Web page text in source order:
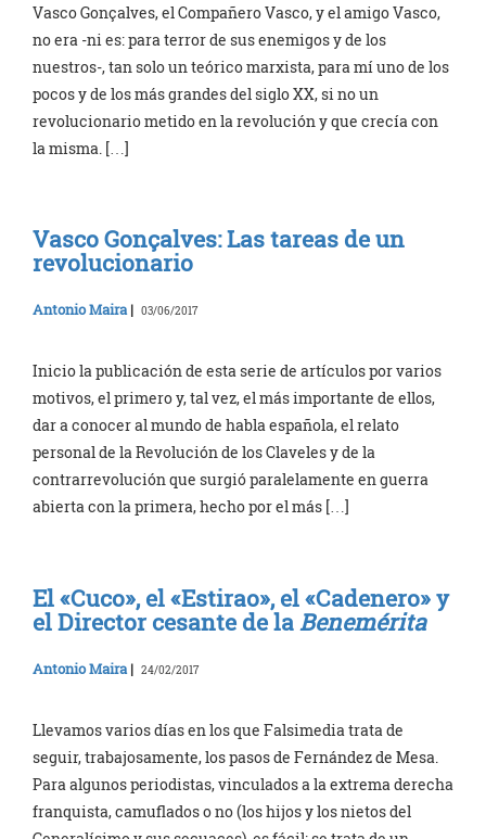
Vasco Gonçalves, el Compañero Vasco, y el amigo Vasco,
no era -ni es: para terror de sus enemigos y de los
nuestros-, tan solo un teórico marxista, para mí uno de los
pocos y de los más grandes del siglo XX, si no un
revolucionario metido en la revolución y que crecía con
la misma. […]
Vasco Gonçalves: Las tareas de un
revolucionario
Antonio Maira| 03/06/2017
Inicio la publicación de esta serie de artículos por varios
motivos, el primero y, tal vez, el más importante de ellos,
dar a conocer al mundo de habla española, el relato
personal de la Revolución de los Claveles y de la
contrarrevolución que surgió paralelamente en guerra
abierta con la primera, hecho por el más […]
El «Cuco», el «Estirao», el «Cadenero» y
el Director cesante de laBenemérita
Antonio Maira | 24/02/2017
Llevamos varios días en los que Falsimedia trata de
seguir, trabajosamente, los pasos de Fernández de Mesa.
Para algunos periodistas, vinculados a la extrema derecha
franquista, camuflados o no (los hijos y los nietos del